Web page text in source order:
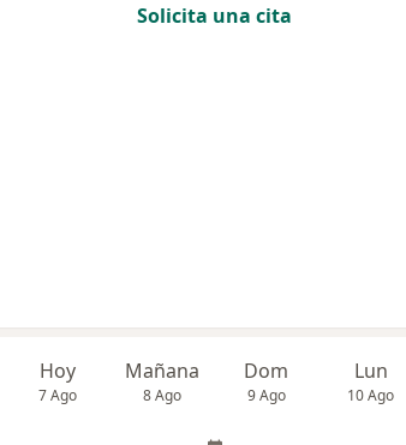
Solicita una cita
Hoy
7 Ago
Mañana
8 Ago
Dom
9 Ago
Lun
10 Ago